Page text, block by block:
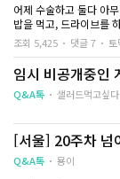
어제 수술하고 둘다 아
밥을 먹고, 드라이브를
오늘 저녁에 조개구이를
평소에 술을 즐기지 않
저녁식사를 하고 제가
저를 집에 데려다주고
고생많았다고, 자기인생
사실 저도 중절수술은
아기가 생긴줄도 모르고
거의 매일을 맥주한,두
조회 5,425 댓글 7
임시 비공개중인
Q&A톡 샐러드먹고싶다
[서울] 20주차 넘
Q&A톡 묭이